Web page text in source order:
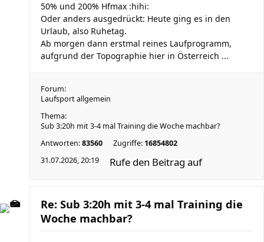
50% und 200% Hfmax :hihi:
Oder anders ausgedrückt: Heute ging es in den
Urlaub, also Ruhetag.
Ab morgen dann erstmal reines Laufprogramm,
aufgrund der Topographie hier in Österreich ...
Forum:
Laufsport allgemein
Thema:
Sub 3:20h mit 3-4 mal Training die Woche machbar?
Antworten:83560 Zugriffe: 16854802
31.07.2026, 20:19
Rufe den Beitrag auf
Re: Sub 3:20h mit 3-4 mal Training die
Woche machbar?